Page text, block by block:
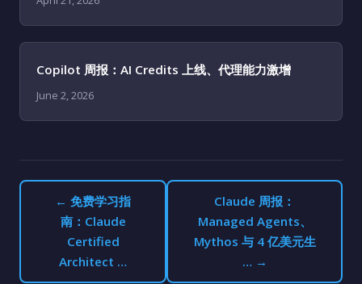
Copilot 周报：AI Credits 上线、代理能力激增
June 2, 2026
← 免费学习指
南：Claude
Certified
Architect …
Claude 周报：
Managed Agents、
Mythos 与 4 亿美元生
… →